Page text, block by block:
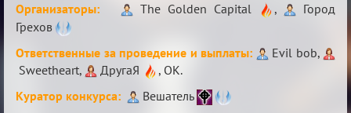
Организаторы:
The Golden Capital ,
Город
Грехов
Ответственные за проведение и выплаты:
Evil bob,
Sweetheart,
ДругаЯ
, ОК.
Куратор конкурса:
Вешатель